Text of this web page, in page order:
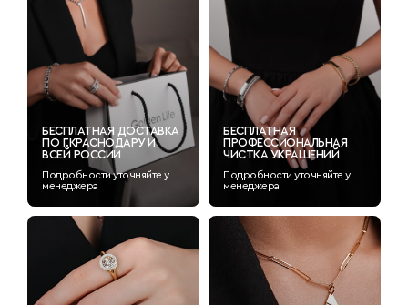
БЕСПЛАТНАЯ ДОСТАВКА
ПО Г.КРАСНОДАРУ И
ВСЕЙ РОССИИ
Подробности уточняйте у
менеджера
БЕСПЛАТНАЯ
ПРОФЕССИОНАЛЬНАЯ
ЧИСТКА УКРАШЕНИЙ
Подробности уточняйте у
менеджера